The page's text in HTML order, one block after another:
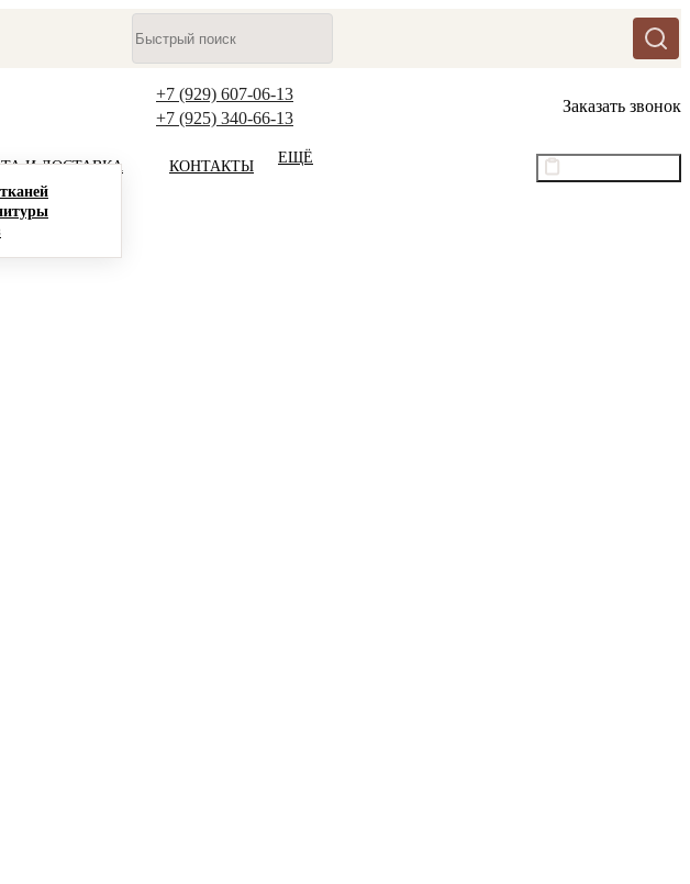
+7 (929) 607-06-13
+7 (925) 340-66-13
Заказать звонок
И ДОСТАВКА КОНТАКТЫ
ЕЩЁ